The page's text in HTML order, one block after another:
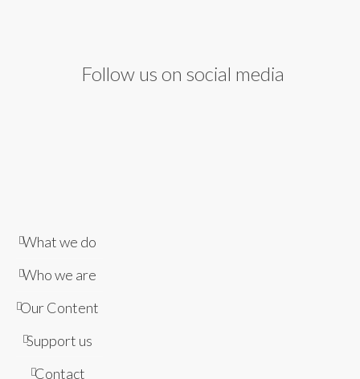
Follow us on social media
What we do
Who we are
Our Content
Support us
Contact